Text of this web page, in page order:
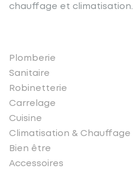
chauffage et climatisation.
Plomberie
Sanitaire
Robinetterie
Carrelage
Cuisine
Climatisation & Chauffage
Bien être
Accessoires